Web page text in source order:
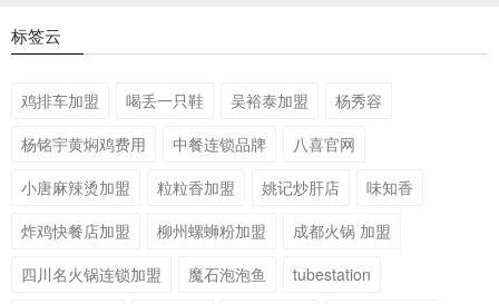
标签云
鸡排车加盟 喝丢一只鞋 吴裕泰加盟
杨秀容
杨铭宇黄焖鸡费用
中餐连锁品牌
八喜官网
小唐麻辣烫加盟
粒粒香加盟 姚记炒肝店
味知香
炸鸡快餐店加盟
柳州螺蛳粉加盟
成都火锅 加盟
四川名火锅连锁加盟
魔石泡泡鱼
tubestation